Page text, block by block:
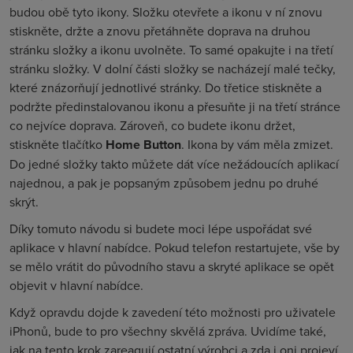
budou obě tyto ikony. Složku otevřete a ikonu v ní znovu
stiskněte, držte a znovu přetáhněte doprava na druhou
stránku složky a ikonu uvolněte. To samé opakujte i na třetí
stránku složky. V dolní části složky se nacházejí malé tečky,
které znázorňují jednotlivé stránky. Do třetice stiskněte a
podržte předinstalovanou ikonu a přesuňte ji na třetí stránce
co nejvíce doprava. Zároveň, co budete ikonu držet,
stiskněte tlačítko Home Button. Ikona by vám měla zmizet.
Do jedné složky takto můžete dát více nežádoucích aplikací
najednou, a pak je popsaným způsobem jednu po druhé
skrýt.
Díky tomuto návodu si budete moci lépe uspořádat své
aplikace v hlavní nabídce. Pokud telefon restartujete, vše by
se mělo vrátit do původního stavu a skryté aplikace se opět
objevit v hlavní nabídce.
Když opravdu dojde k zavedení této možnosti pro uživatele
iPhonů, bude to pro všechny skvělá zpráva. Uvidíme také,
jak na tento krok zareagují ostatní výrobci a zda i oni projeví